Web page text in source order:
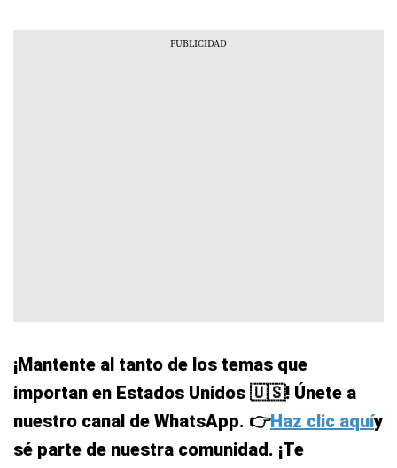
¡Mantente al tanto de los temas que
importan en Estados Unidos 🇺🇸! Únete a
nuestro canal de WhatsApp. 👉Haz clic aquíy
sé parte de nuestra comunidad. ¡Te